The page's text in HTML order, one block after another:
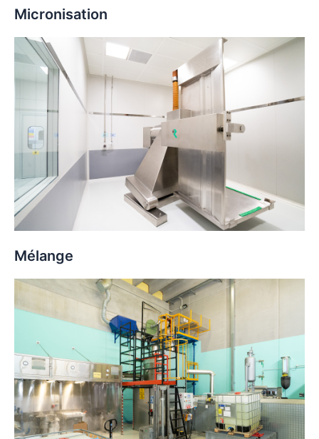
Micronisation
Mélange